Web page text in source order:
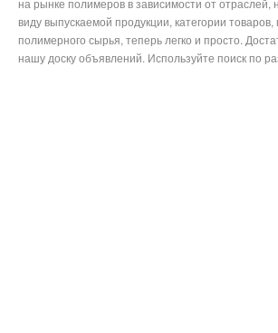
виду выпускаемой продукции, категории
полимерного сырья, теперь легко и просто.
нашу доску объявлений. Используйте поиск по